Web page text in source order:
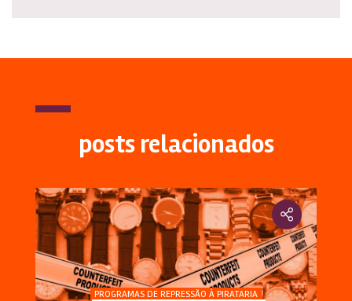
posts relacionados
PROGRAMAS DE REPRESSÃO À PIRATARIA